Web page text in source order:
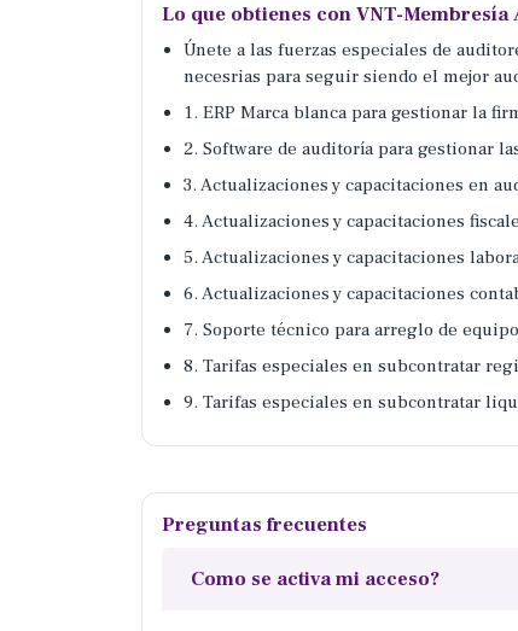
Lo que obtienes con VNT-
Únete a las fuerzas especiales de
necesrias para seguir siendo el mejor
1. ERP Marca blanca para gestionar la
2. Software de auditoría para gestionar
3. Actualizaciones y capacitaciones en
4. Actualizaciones y capacitaciones
5. Actualizaciones y capacitaciones
6. Actualizaciones y capacitaciones
7. Soporte técnico para arreglo de
8. Tarifas especiales en subcontratar
9. Tarifas especiales en subcontratar
Preguntas frecuentes
Como se activa mi acceso?